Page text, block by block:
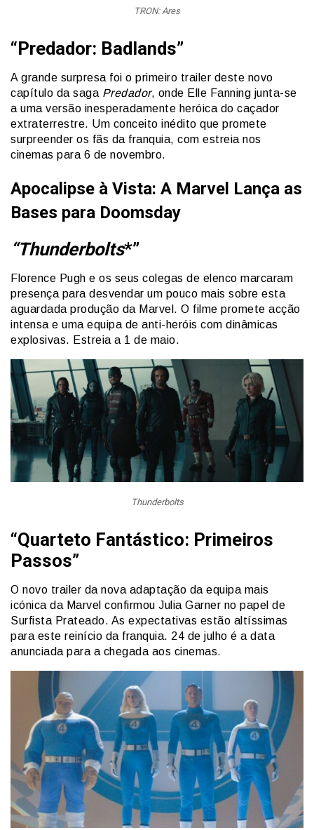
TRON: Ares
“Predador: Badlands”
A grande surpresa foi o primeiro trailer deste novo
capítulo da saga Predador, onde Elle Fanning junta-se
a uma versão inesperadamente heróica do caçador
extraterrestre. Um conceito inédito que promete
surpreender os fãs da franquia, com estreia nos
cinemas para 6 de novembro.
Apocalipse à Vista: A Marvel Lança as
Bases para Doomsday
“Thunderbolts*”
Florence Pugh e os seus colegas de elenco marcaram
presença para desvendar um pouco mais sobre esta
aguardada produção da Marvel. O filme promete acção
intensa e uma equipa de anti-heróis com dinâmicas
explosivas. Estreia a 1 de maio.
Thunderbolts
“Quarteto Fantástico: Primeiros
Passos”
O novo trailer da nova adaptação da equipa mais
icónica da Marvel confirmou Julia Garner no papel de
Surfista Prateado. As expectativas estão altíssimas
para este reinício da franquia. 24 de julho é a data
anunciada para a chegada aos cinemas.